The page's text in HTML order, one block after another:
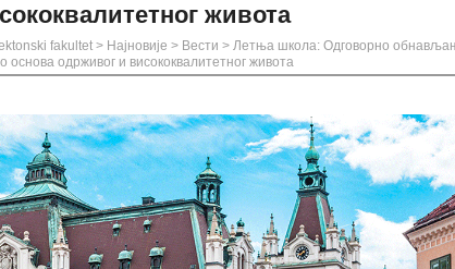
живота
fakultet > Најновије > Вести > Летња школа: Одговорно
основа одрживог и висококвалитетног живота